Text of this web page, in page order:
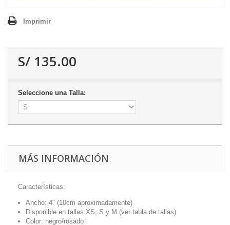
Imprimir
S/ 135.00
Seleccione una Talla:
MÁS INFORMACIÓN
Características:
Ancho: 4" (10cm aproximadamente)
Disponible en tallas XS, S y M (ver tabla de tallas)
Color: negro/rosado